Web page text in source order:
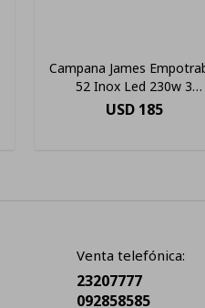
Campana James
52 Inox Led 230w 3
Velocidades
USD 185
Venta telefónica:
23207777
092858585